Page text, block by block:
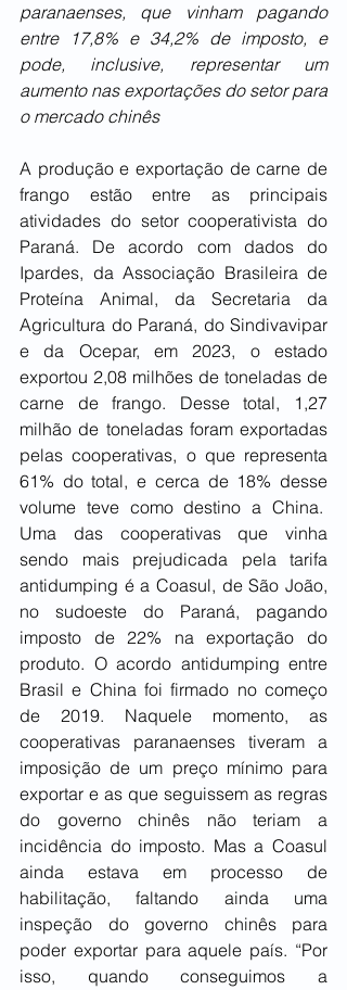
paranaenses, que vinham pagando
entre 17,8% e 34,2% de imposto, e
pode, inclusive, representar um
aumento nas exportações do setor para
o mercado chinês
A produção e exportação de carne de
frango estão entre as principais
atividades do setor cooperativista do
Paraná. De acordo com dados do
Ipardes, da Associação Brasileira de
Proteína Animal, da Secretaria da
Agricultura do Paraná, do Sindivavipar
e da Ocepar, em 2023, o estado
exportou 2,08 milhões de toneladas de
carne de frango. Desse total, 1,27
milhão de toneladas foram exportadas
pelas cooperativas, o que representa
61% do total, e cerca de 18% desse
volume teve como destino a China.
Uma das cooperativas que vinha
sendo mais prejudicada pela tarifa
antidumping é a Coasul, de São João,
no sudoeste do Paraná, pagando
imposto de 22% na exportação do
produto. O acordo antidumping entre
Brasil e China foi firmado no começo
de 2019. Naquele momento, as
cooperativas paranaenses tiveram a
imposição de um preço mínimo para
exportar e as que seguissem as regras
do governo chinês não teriam a
incidência do imposto. Mas a Coasul
ainda estava em processo de
habilitação, faltando ainda uma
inspeção do governo chinês para
poder exportar para aquele país. “Por
isso, quando conseguimos a